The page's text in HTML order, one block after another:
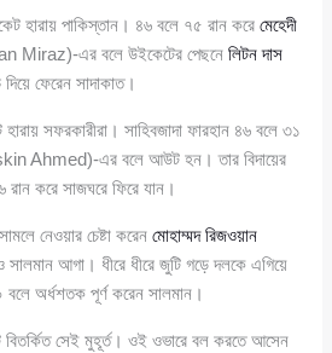
হারায় পাকিস্তান। ৪৬ বলে ৭৫ রান করেমেহেদী
Miraz)-এর বলে উইকেটের পেছনেলিটন দাস
ফেরেন সাদাকাত।
সফরকারীরা। সাহিবজাদা ফারহান ৪৬ বলে ৩১
Ahmed)-এর বলে আউট হন। তার বিদায়ের
করে সাজঘরে ফিরে যান।
নেওয়ার চেষ্টা করেনমোহাম্মদ রিজওয়ান
আগা। ধীরে ধীরে জুটি গড়ে দলকে এগিয়ে
বলে অর্ধশতক পূর্ণ করেন সালমান।
বিতর্কিত সেই মুহূর্ত। ওই ওভারে বল করতে আসেন